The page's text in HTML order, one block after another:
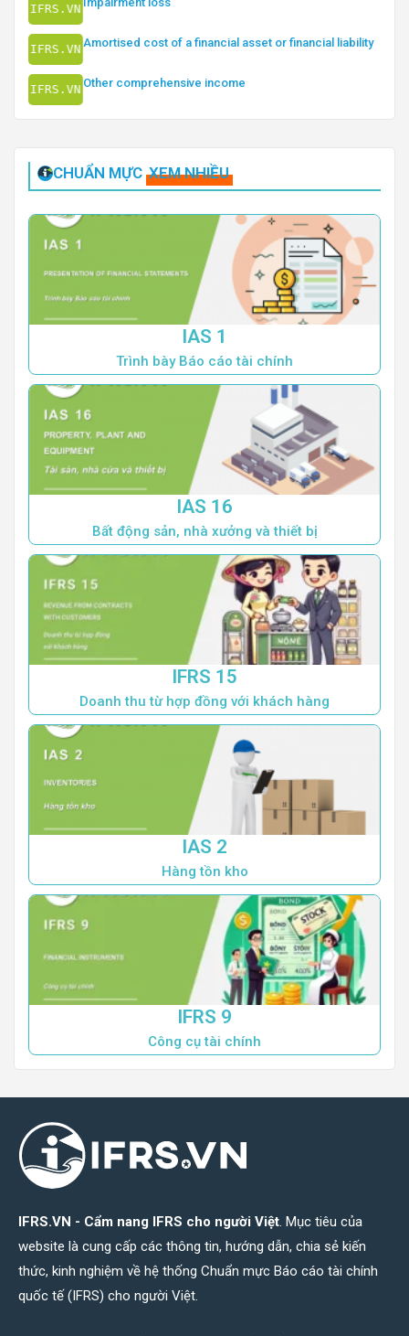
Amortised cost of a financial asset or financial liability
Other comprehensive income
CHUẨN MỰC XEM NHIỀU
IAS 1
Trình bày Báo cáo tài chính
IAS 16
Bất động sản, nhà xưởng và thiết bị
IFRS 15
Doanh thu từ hợp đồng với khách hàng
IAS 2
Hàng tồn kho
IFRS 9
Công cụ tài chính
IFRS.VN - Cẩm nang IFRS cho người Việt. Mục tiêu của
website là cung cấp các thông tin, hướng dẫn, chia sẻ kiến
thức, kinh nghiệm về hệ thống Chuẩn mực Báo cáo tài chính
quốc tế (IFRS) cho người Việt.